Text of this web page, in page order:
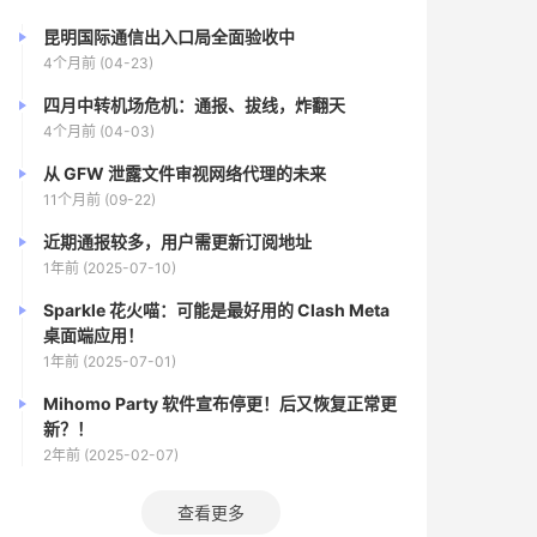
昆明国际通信出入口局全面验收中
4个月前 (04-23)
四月中转机场危机：通报、拔线，炸翻天
4个月前 (04-03)
从 GFW 泄露文件审视网络代理的未来
11个月前 (09-22)
近期通报较多，用户需更新订阅地址
1年前 (2025-07-10)
Sparkle 花火喵：可能是最好用的 Clash Meta
桌面端应用！
1年前 (2025-07-01)
Mihomo Party 软件宣布停更！后又恢复正常更
新？！
2年前 (2025-02-07)
查看更多